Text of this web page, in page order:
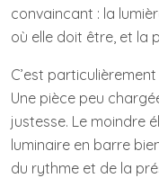
convaincant : la
où elle doit être, et la
C’est
Une pièce peu
justesse. Le moindre
luminaire en barre
du rythme et de la